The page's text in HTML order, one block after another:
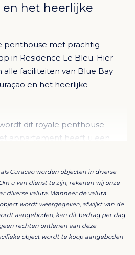
en het heerlijke
penthouse met prachtig
in Residence Le Bleu. Hier
alle faciliteiten van Blue Bay
en het heerlijke
dit royale penthouse
appartement heeft u een
golfbaan en een groot deel
is momenteel
mei 2027.
een trap aan de buitenzijde.
naar de lichte en ruime
hoge plafonds voelt deze
Curacao worden objecten in diverse
u van dienst te zijn, rekenen wij onze
diverse valuta. Wanneer de valuta
wordt weergegeven, afwijkt van de
aangeboden, kan dit bedrag per dag
rechten ontlenen aan deze
object wordt te koop aangeboden